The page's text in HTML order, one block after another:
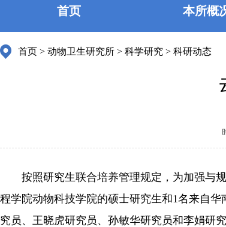
首页 本所概
首页 > 动物卫生研究所 > 科学研究 > 科研动态
按照研究生联合培养管理规定，为加强与
程学院动物科技学院的硕士研究生和1名来自
究员、王晓虎研究员、孙敏华研究员和李娟研